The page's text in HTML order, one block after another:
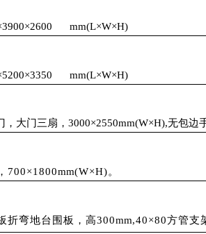
mm(L×W×H)
mm(L×W×H)
，大门三扇，3000×2550mm(W×H),无包边
700×1800mm(W×H)。
折弯地台围板，高300mm,40×80方管支